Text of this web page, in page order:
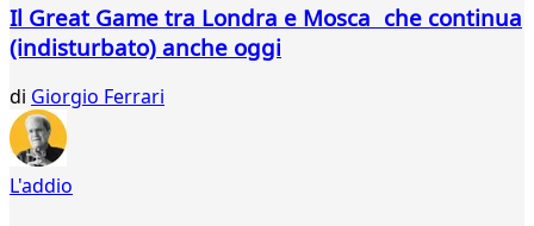
Il Great Game tra Londra e Mosca che continua
(indisturbato) anche oggi
di Giorgio Ferrari
L'addio